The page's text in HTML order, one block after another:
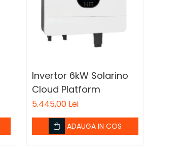
Invertor 6kW Solarino
Cloud Platform
5.445,00 Lei
ADAUGA IN COS